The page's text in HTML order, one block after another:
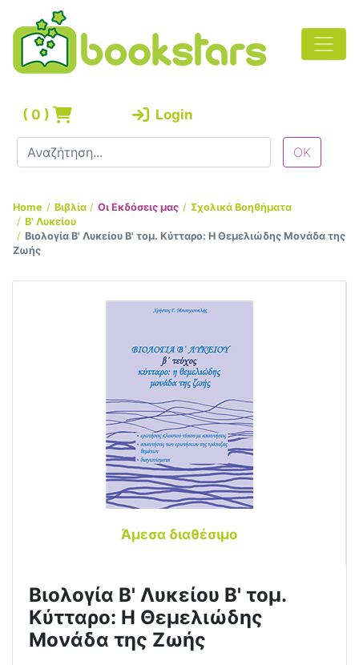
( 0 ) Login
Home Βιβλία Οι Εκδόσεις μας
Σχολικά Βοηθήματα
Β' Λυκείου
Βιολογία Β' Λυκείου Β' τομ. Κύτταρο: Η Θεμελιώδης Μονάδα της
Ζωής
Άμεσα διαθέσιμο
Βιολογία Β' Λυκείου Β' τομ.
Κύτταρο: Η Θεμελιώδης
Μονάδα της Ζωής